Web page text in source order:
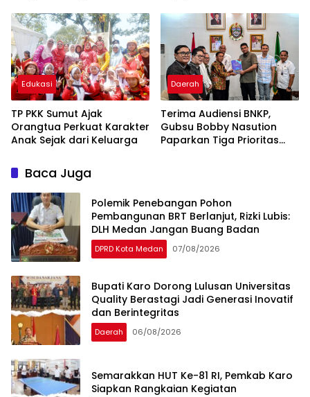
Edukasi
TP PKK Sumut Ajak
Orangtua Perkuat Karakter
Anak Sejak dari Keluarga
Daerah
Terima Audiensi BNKP,
Gubsu Bobby Nasution
Paparkan Tiga Prioritas
Baca Juga
Polemik Penebangan Pohon
Pembangunan BRT Berlanjut, Rizki Lubis:
DLH Medan Jangan Buang Badan
DPRD Kota Medan 07/08/2026
Bupati Karo Dorong Lulusan Universitas
Quality Berastagi Jadi Generasi Inovatif
dan Berintegritas
Daerah 06/08/2026
Semarakkan HUT Ke-81 RI, Pemkab Karo
Siapkan Rangkaian Kegiatan